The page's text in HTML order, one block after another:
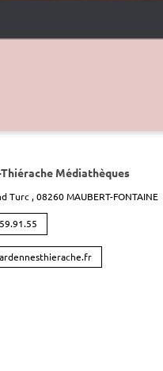
Médiathèques
Turc , 08260 MAUBERT-FONTAINE